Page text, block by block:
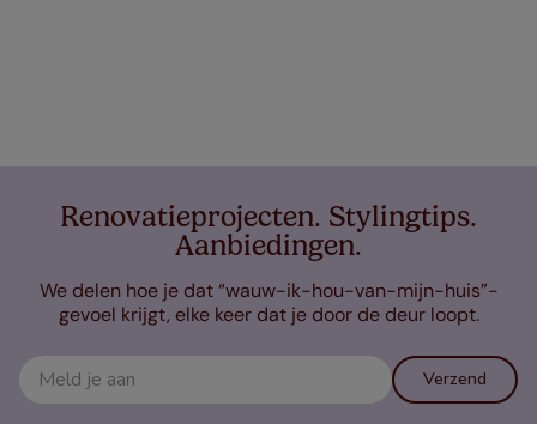
Renovatieprojecten. Stylingtips.
Aanbiedingen.
We delen hoe je dat “wauw-ik-hou-van-mijn-huis”-
gevoel krijgt, elke keer dat je door de deur loopt.
Verzend